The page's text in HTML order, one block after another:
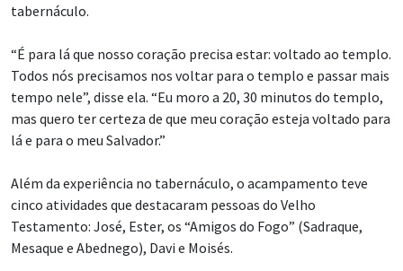
tabernáculo.
“É para lá que nosso coração precisa estar: voltado ao templo.
Todos nós precisamos nos voltar para o templo e passar mais
tempo nele”, disse ela. “Eu moro a 20, 30 minutos do templo,
mas quero ter certeza de que meu coração esteja voltado para
lá e para o meu Salvador.”
Além da experiência no tabernáculo, o acampamento teve
cinco atividades que destacaram pessoas do Velho
Testamento: José, Ester, os “Amigos do Fogo” (Sadraque,
Mesaque e Abednego), Davi e Moisés.